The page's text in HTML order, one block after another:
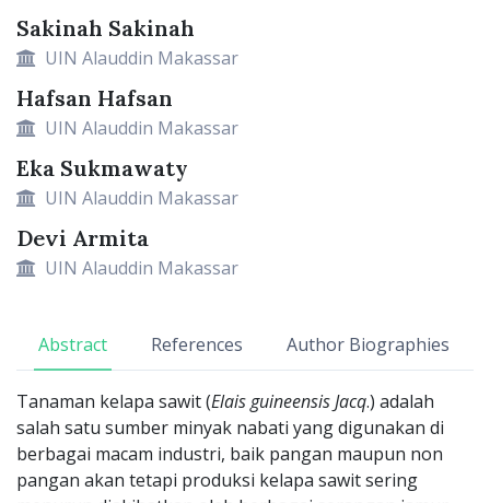
Main Article Content
Sakinah Sakinah
UIN Alauddin Makassar
Hafsan Hafsan
UIN Alauddin Makassar
Eka Sukmawaty
UIN Alauddin Makassar
Devi Armita
UIN Alauddin Makassar
Abstract References Author Biographies
Tanaman kelapa sawit (Elais guineensis Jacq.) adalah
salah satu sumber minyak nabati yang digunakan di
berbagai macam industri, baik pangan maupun non
pangan akan tetapi produksi kelapa sawit sering